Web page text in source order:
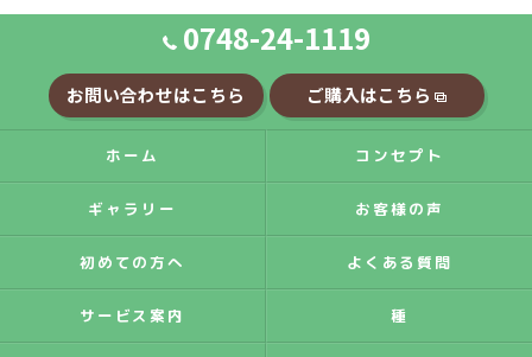
0748-24-1119
お問い合わせはこちら ご購入はこちら
ホーム コンセプト
ギャラリー お客様の声
初めての方へ よくある質問
サービス案内 種